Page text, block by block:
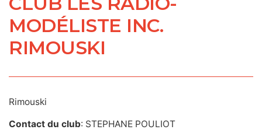
MODÉLISTE INC.
RIMOUSKI
Rimouski
Contact du club: STEPHANE POULIOT